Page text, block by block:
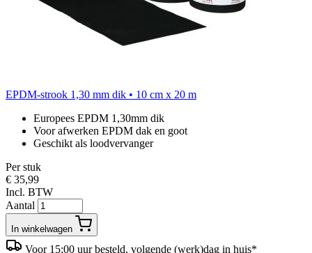
EPDM-strook 1,30 mm dik • 10 cm x 20 m
Europees EPDM 1,30mm dik
Voor afwerken EPDM dak en goot
Geschikt als loodvervanger
Per stuk
€ 35,99
Incl. BTW
Aantal
In winkelwagen
Voor 15:00 uur besteld, volgende (werk)dag in huis*